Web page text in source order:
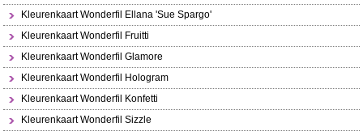
Kleurenkaart Wonderfil Ellana 'Sue Spargo'
Kleurenkaart Wonderfil Fruitti
Kleurenkaart Wonderfil Glamore
Kleurenkaart Wonderfil Hologram
Kleurenkaart Wonderfil Konfetti
Kleurenkaart Wonderfil Sizzle